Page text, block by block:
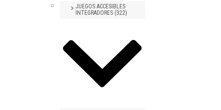
JUEGOS ACCESIBLES
INTEGRADORES (322)